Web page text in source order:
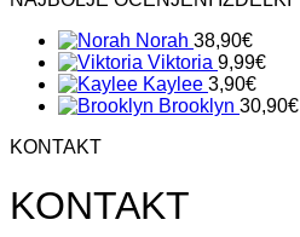
Norah 38,90€
Viktoria 9,99€
Kaylee 3,90€
Brooklyn 30,90€
KONTAKT
KONTAKT